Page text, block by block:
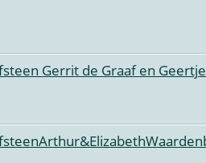
Gerrit de Graaf en